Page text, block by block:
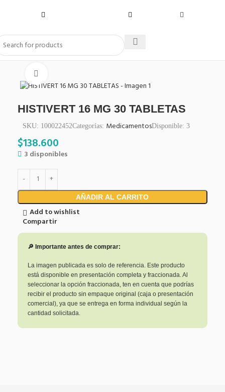
HISTIVERT 16 MG 30 TABLETAS
SKU: 100022452Categorías: MedicamentosDisponible: 3
$138.600
3 disponibles
AÑADIR AL CARRITO
Add to wishlist
Compartir
🔎 Importante antes de comprar:
La imagen publicada es solo de referencia. Este producto
está disponible en presentación completa y fraccionada. Al
seleccionar la opción fraccionada, ten en cuenta que podrías
recibir el producto sin empaque original (caja o presentación
comercial), ya que se entrega en forma individual según la
cantidad solicitada.